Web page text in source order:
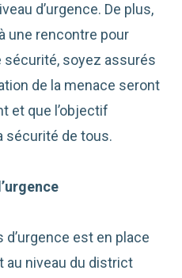
d’urgence. De plus,
une rencontre pour
soyez assurés
de la menace seront
et que l’objectif
sécurité de tous.
est en place
au niveau du district